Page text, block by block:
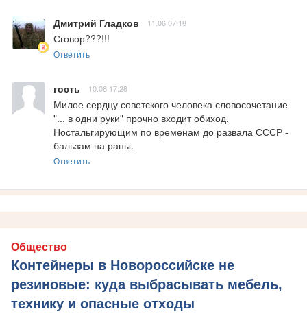
Дмитрий Гладков 11.06 07:18
Сговор???!!!
Ответить
гость 10.06 17:28
Милое сердцу советского человека словосочетание
"... в одни руки" прочно входит обиход.
Ностальгирующим по временам до развала СССР -
бальзам на раны.
Ответить
Общество
Контейнеры в Новороссийске не
резиновые: куда выбрасывать мебель,
технику и опасные отходы